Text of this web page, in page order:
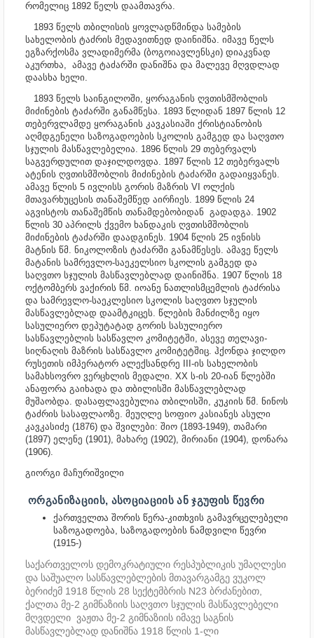
რომელიც 1892 წელს დაამთავრა.
1893 წელს თბილისის ყოვლადწმინდა სამების
სახელობის ტაძრის მედავითნედ დაინიშნა. იმავე წელს
ეგზარქოსმა ვლადიმერმა (ბოგოიავლენსკი) დიაკვნად
აკურთხა, ამავე ტაძარში დანიშნა და მალევე მღვდლად
დაასხა ხელი.
1893 წელს საინგილოში, ყორაგანის ღვთისმშობლის
მიძინების ტაძარში განამწესა. 1893 წლიდან 1897 წლის 12
თებერვლამდე ყორაგანის კავკასიაში ქრისტიანობის
აღმდგენელი საზოგადოების სკოლის გამგედ და საღვთო
სჯულის მასწავლებელია. 1896 წლის 29 თებერვალს
საგვერდულით დაჯილდოვდა. 1897 წლის 12 თებერვალს
ატენის ღვთისმშობლის მიძინების ტაძარში გადაიყვანეს.
ამავე წლის 5 ივლისს გორის მაზრის VI ოლქის
მთავარხუცესის თანაშემწედ აირჩიეს. 1899 წლის 24
აგვისტოს თანაშემწის თანამდებობიდან გადადგა. 1902
წლის 30 აპრილს ქვემო ხანდაკის ღვთისმშობლის
მიძინების ტაძარში დაადგინეს. 1904 წლის 25 ივნისს
მატნის წმ. ნიკოლოზის ტაძარში განამწესეს. ამავე წელს
მატანის სამრევლო-საეკელსიო სკოლის გამგედ და
საღვთო სჯულის მასწავლებლად დაინიშნა. 1907 წლის 18
ოქტომბერს ვაქირის წმ. იოანე ნათლისმცემლის ტაძრისა
და სამრევლო-საეკლესიო სკოლის საღვთო სჯულის
მასწავლებლად დაამტკიცეს. წლების მანძილზე იყო
სასულიერო დეპუტატად გორის სასულიერო
სასწავლებლის სასწავლო კომიტეტში, ასევე თელავი-
სიღნაღის მაზრის სასწავლო კომიტეტშიც. ჰქონდა ჯილდო
რუსეთის იმპერატორ ალექსანდრე III-ის სახელობის
სამახსოვრო ვერცხლის მედალი. XX ს-ის 20-იან წლებში
ანაფორა გაიხადა და თბილისში მასწავლებლად
მუშაობდა. დასაფლავებულია თბილისში, კუკიის წმ. ნინოს
ტაძრის სასაფლაოზე. მეუღლე სოფიო კასიანეს ასული
კავკასიძე (1876) და შვილები: შიო (1893-1949), თამარი
(1897) ელენე (1901), მახარე (1902), მირიანი (1904), დონარა
(1906).
გიორგი მაჩურიშვილი
ᲝᲠᲒᲐᲜᲘᲖᲐᲪᲘᲘᲡ, ᲐᲡᲝᲪᲘᲐᲪᲘᲘᲡ ᲐᲜ ᲯᲒᲣᲤᲘᲡ ᲬᲔᲕᲠᲘ
ქართველთა შორის წერა-კითხვის გამავრცელებელი
საზოგადოება, საზოგადოების ნამდვილი წევრი
(1915-)
საქართველოს დემოკრატიული რესპუბლიკის უმაღლესი
და საშუალო სასწავლებლების მთავარგამგე ვუკოლ
ბერიძემ 1918 წლის 28 სექტემბრის N23 ბრძანებით,
ქალთა მე-2 გიმნაზიის საღვთო სჯულის მასწავლებელი
მღვდელი ვაჟთა მე-2 გიმნაზიის იმავე საგნის
მასწავლებლად დანიშნა 1918 წლის 1-ლი